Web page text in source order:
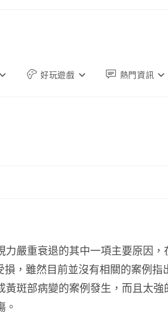
好玩遊戲 熱門資訊
嚴重衰退的其中一項主要原因，
，雖然目前並沒有相關的案例指
斑部病變的案例發生，而且太強